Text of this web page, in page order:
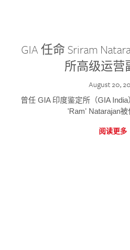
GIA 任命 Sriram
所高级运营
August 20,
曾任 GIA 印度鉴定所（GIA
'Ram' Natarajan被
阅读更多